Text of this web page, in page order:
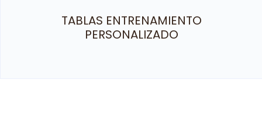
TABLAS ENTRENAMIENTO
PERSONALIZADO